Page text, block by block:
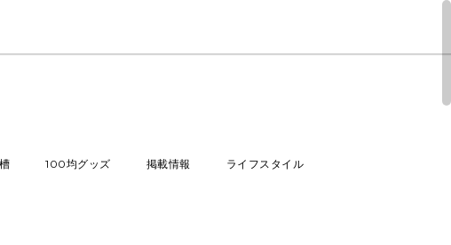
100均グッズ 掲載情報 ライフスタイル